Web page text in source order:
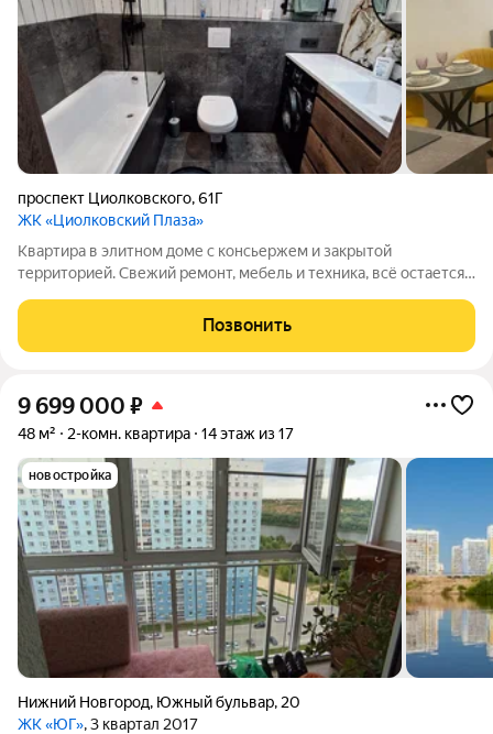
проспект Циолковского,61Г
ЖК «Циолковский Плаза»
Квартира в элитном доме с консьержем и закрытой
территорией. Свежий ремонт, мебель и техника, всё остается.
Позвонить
9 699 000 ₽
48 м² 2-комн. квартира 14 этаж из 17
новостройка
Нижний Новгород, Южный бульвар, 20
ЖК «ЮГ», 3 квартал 2017